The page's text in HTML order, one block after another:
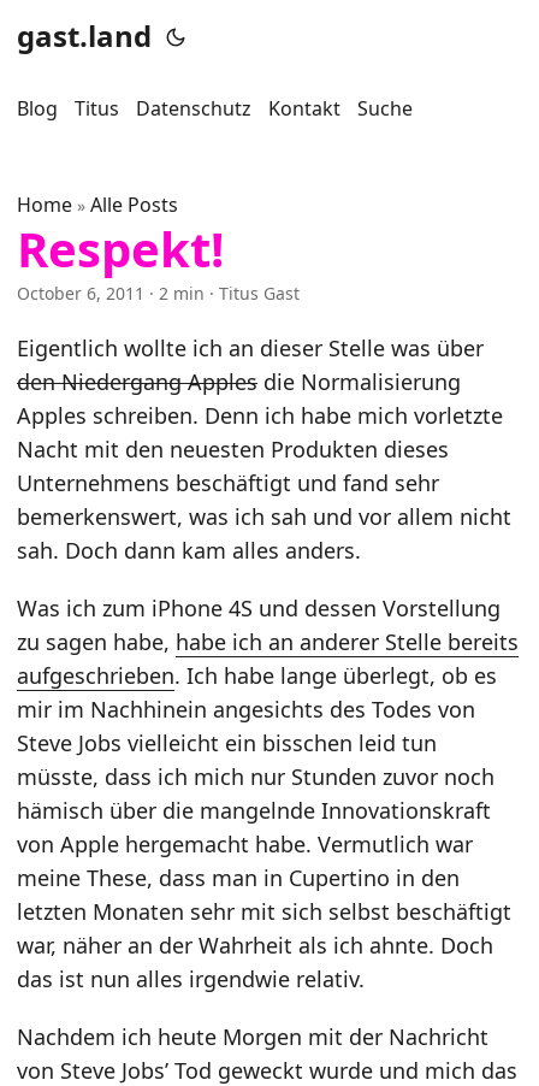
gast.land
Blog Titus Datenschutz Kontakt Suche
Home » Alle Posts
Respekt!
October 6, 2011 · 2 min · Titus Gast
Eigentlich wollte ich an dieser Stelle was über
den Niedergang Apples die Normalisierung
Apples schreiben. Denn ich habe mich vorletzte
Nacht mit den neuesten Produkten dieses
Unternehmens beschäftigt und fand sehr
bemerkenswert, was ich sah und vor allem nicht
sah. Doch dann kam alles anders.
Was ich zum iPhone 4S und dessen Vorstellung
zu sagen habe, habe ich an anderer Stelle bereits
aufgeschrieben. Ich habe lange überlegt, ob es
mir im Nachhinein angesichts des Todes von
Steve Jobs vielleicht ein bisschen leid tun
müsste, dass ich mich nur Stunden zuvor noch
hämisch über die mangelnde Innovationskraft
von Apple hergemacht habe. Vermutlich war
meine These, dass man in Cupertino in den
letzten Monaten sehr mit sich selbst beschäftigt
war, näher an der Wahrheit als ich ahnte. Doch
das ist nun alles irgendwie relativ.
Nachdem ich heute Morgen mit der Nachricht
von Steve Jobs’ Tod geweckt wurde und mich das